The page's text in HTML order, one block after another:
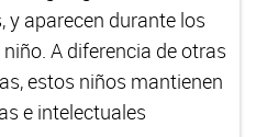
y aparecen durante los
A diferencia de otras
estos niños mantienen
e intelectuales